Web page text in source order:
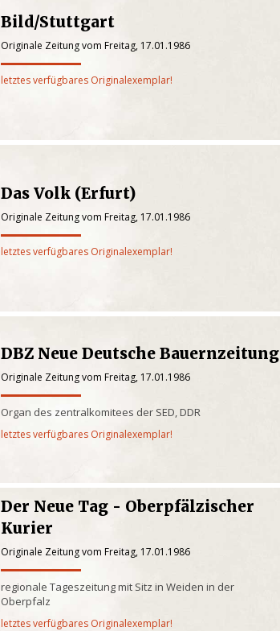
Bild/Stuttgart
Originale Zeitung vom Freitag, 17.01.1986
letztes verfügbares Originalexemplar!
Das Volk (Erfurt)
Originale Zeitung vom Freitag, 17.01.1986
letztes verfügbares Originalexemplar!
DBZ Neue Deutsche Bauernzeitung
Originale Zeitung vom Freitag, 17.01.1986
Organ des zentralkomitees der SED, DDR
letztes verfügbares Originalexemplar!
Der Neue Tag - Oberpfälzischer
Kurier
Originale Zeitung vom Freitag, 17.01.1986
regionale Tageszeitung mit Sitz in Weiden in der
Oberpfalz
letztes verfügbares Originalexemplar!